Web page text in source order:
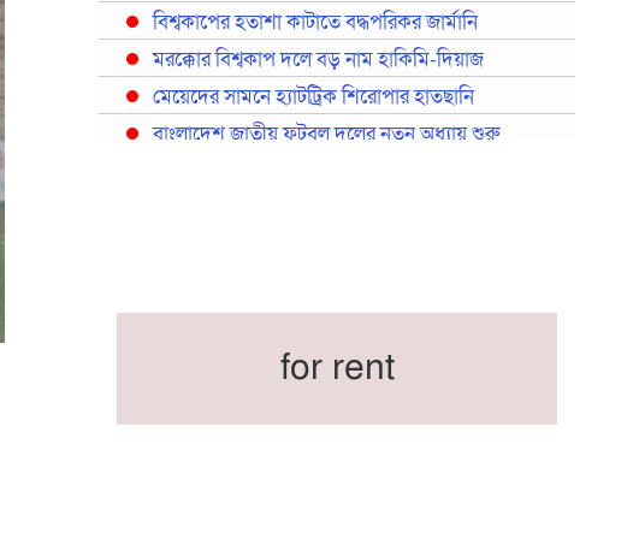
বিশ্বকাপের হতাশা কাটাতে বদ্ধপরিকর জার্মানি
মরক্কোর বিশ্বকাপ দলে বড় নাম হাকিমি-দিয়াজ
মেয়েদের সামনে হ্যাটট্রিক শিরোপার হাতছানি
বাংলাদেশ জাতীয় ফুটবল দলের নতুন অধ্যায় শুরু
সরিয়ে নিয়েছে ইরান
বর্ষসেরা ক্রীড়াবিদ ও পপুলার চয়েজসহ ফুটবলার হামজা
for rent